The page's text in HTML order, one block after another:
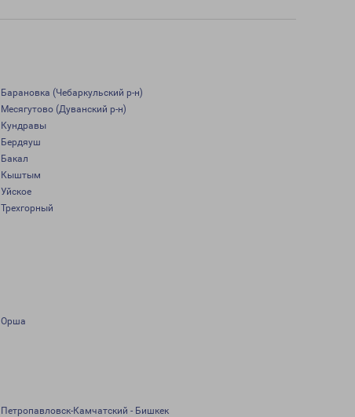
Барановка (Чебаркульский р-н)
Месягутово (Дуванский р-н)
Кундравы
Бердяуш
Бакал
Кыштым
Уйское
Трехгорный
Орша
Петропавловск-Камчатский - Бишкек